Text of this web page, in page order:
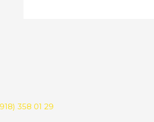
358 01 29